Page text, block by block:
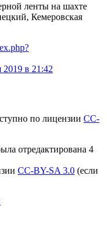
ленты на шахте
Кемеровская
2019 в 21:42
по лицензии CC-
отредактирована 4
CC-BY-SA 3.0 (если